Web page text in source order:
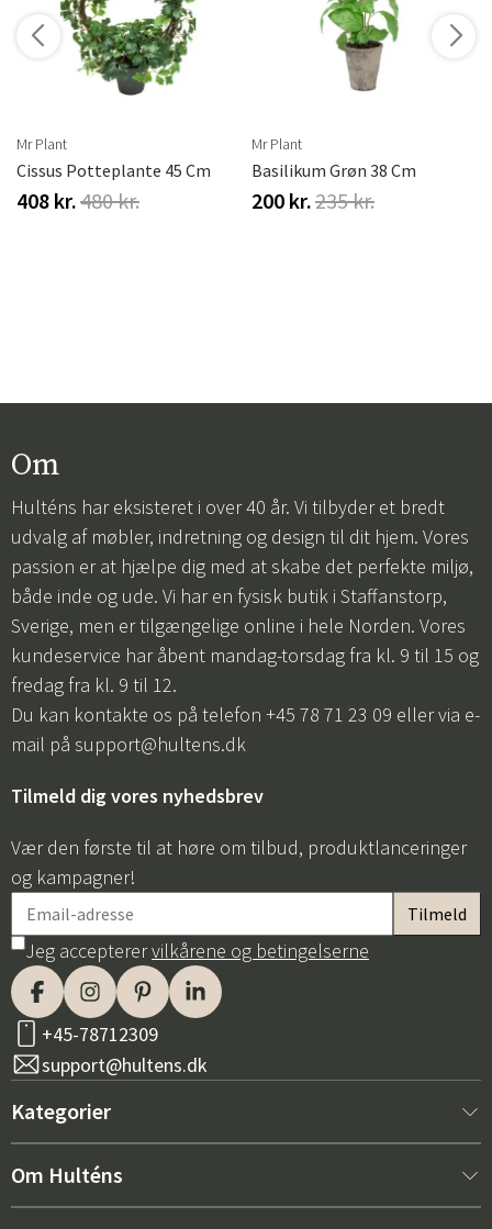
Mr Plant
Cissus Potteplante 45 Cm
408 kr.480 kr.
Mr Plant
Basilikum Grøn 38 Cm
200 kr.235 kr.
Om
Hulténs har eksisteret i over 40 år. Vi tilbyder et bredt
udvalg af møbler, indretning og design til dit hjem. Vores
passion er at hjælpe dig med at skabe det perfekte miljø,
både inde og ude. Vi har en fysisk butik i Staffanstorp,
Sverige, men er tilgængelige online i hele Norden. Vores
kundeservice har åbent mandag-torsdag fra kl. 9 til 15 og
fredag fra kl. 9 til 12.
Du kan kontakte os på telefon +45 78 71 23 09 eller via e-
mail på support@hultens.dk
Tilmeld dig vores nyhedsbrev
Vær den første til at høre om tilbud, produktlanceringer
og kampagner!
Jeg accepterervilkårene og betingelserne
+45-78712309
support@hultens.dk
Kategorier
Nyt hos os
Om Hulténs